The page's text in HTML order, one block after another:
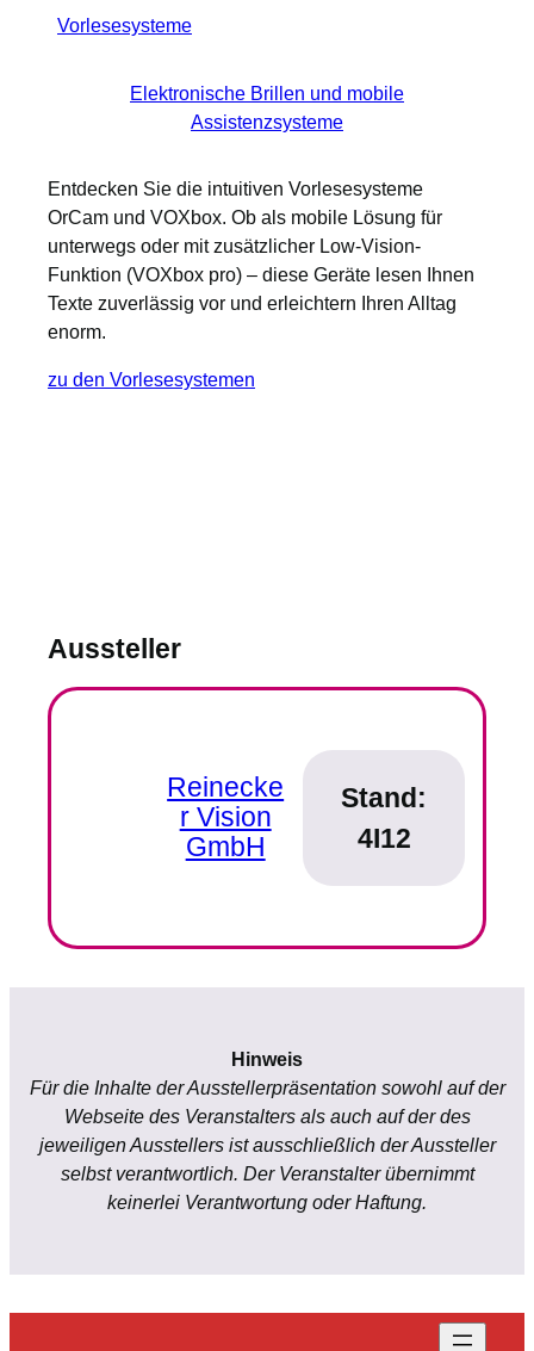
Vorlesesysteme
Elektronische Brillen und mobile
Assistenzsysteme
Entdecken Sie die intuitiven Vorlesesysteme
OrCam und VOXbox. Ob als mobile Lösung für
unterwegs oder mit zusätzlicher Low-Vision-
Funktion (VOXbox pro) – diese Geräte lesen Ihnen
Texte zuverlässig vor und erleichtern Ihren Alltag
enorm.
zu den Vorlesesystemen
Aussteller
Reinecke
r Vision
GmbH
Stand:
4I12
Hinweis
Für die Inhalte der Ausstellerpräsentation sowohl auf der
Webseite des Veranstalters als auch auf der des
jeweiligen Ausstellers ist ausschließlich der Aussteller
selbst verantwortlich. Der Veranstalter übernimmt
keinerlei Verantwortung oder Haftung.